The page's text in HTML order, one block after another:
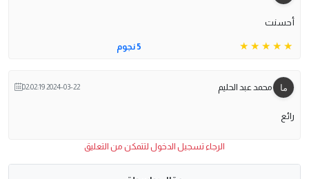
أحسنت
5 نجوم
محمد عبد الحليم 2024-03-22 02:02:19
رائع
الرجاء تسجيل الدخول لتتمكن من التعليق